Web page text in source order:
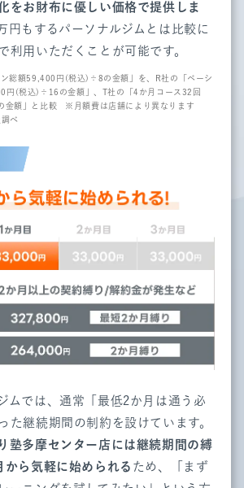
をお財布に優しい価格で提供しま
円もするパーソナルジムとは比較に
利用いただくことが可能です。
総額59,400円(税込)÷8の金額」を、R社の「ベーシ
円(税込)÷16の金額」、T社の「4か月コース32回
額」と比較
※月額費は店舗により異なります
べ
ムでは、通常「最低2か月は通う必
た継続期間の制約を設けています。
塾多摩センター店 には継続期間の縛
から気軽に始められる ため、「まず